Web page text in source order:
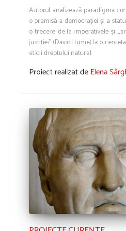
Autorul analizează paradigma
o premisă a democrației și a
o trecere de la imperativele și
justiției” (David Hume) la o
eticii dreptului natural.
Proiect realizat deElena